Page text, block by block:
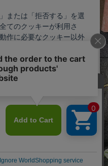
または「拒否する」を選
てのクッキーが利用さ
作に必要なクッキー以外
。お客様が同意しない限
クッキー以外が利用され
細に行いたい場合はこち
る
る